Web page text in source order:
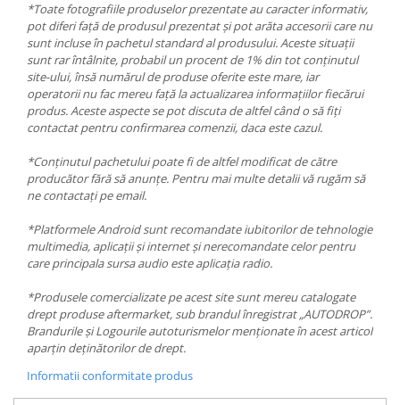
*Toate fotografiile produselor prezentate au caracter informativ,
pot diferi față de produsul prezentat și pot arăta accesorii care nu
sunt incluse în pachetul standard al produsului. Aceste situații
sunt rar întâlnite, probabil un procent de 1% din tot conținutul
site-ului, însă numărul de produse oferite este mare, iar
operatorii nu fac mereu față la actualizarea informațiilor fiecărui
produs. Aceste aspecte se pot discuta de altfel când o să fiți
contactat pentru confirmarea comenzii, daca este cazul.
*Conținutul pachetului poate fi de altfel modificat de către
producător fără să anunțe. Pentru mai multe detalii vă rugăm să
ne contactați pe email.
*Platformele Android sunt recomandate iubitorilor de tehnologie
multimedia, aplicații și internet și nerecomandate celor pentru
care principala sursa audio este aplicația radio.
*Produsele comercializate pe acest site sunt mereu catalogate
drept produse aftermarket, sub brandul înregistrat „AUTODROP”.
Brandurile și Logourile autoturismelor menționate în acest articol
aparțin deținătorilor de drept.
Informatii conformitate produs